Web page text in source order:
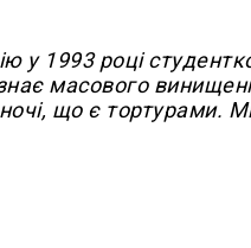
у 1993 році
масового
що є тортурами.